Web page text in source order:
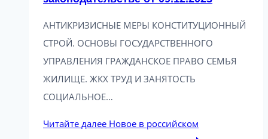
АНТИКРИЗИСНЫЕ МЕРЫ КОНСТИТУЦИОННЫЙ
СТРОЙ. ОСНОВЫ ГОСУДАРСТВЕННОГО
УПРАВЛЕНИЯ ГРАЖДАНСКОЕ ПРАВО СЕМЬЯ
ЖИЛИЩЕ. ЖКХ ТРУД И ЗАНЯТОСТЬ
СОЦИАЛЬНОЕ…
Читайте далее Новое в российском